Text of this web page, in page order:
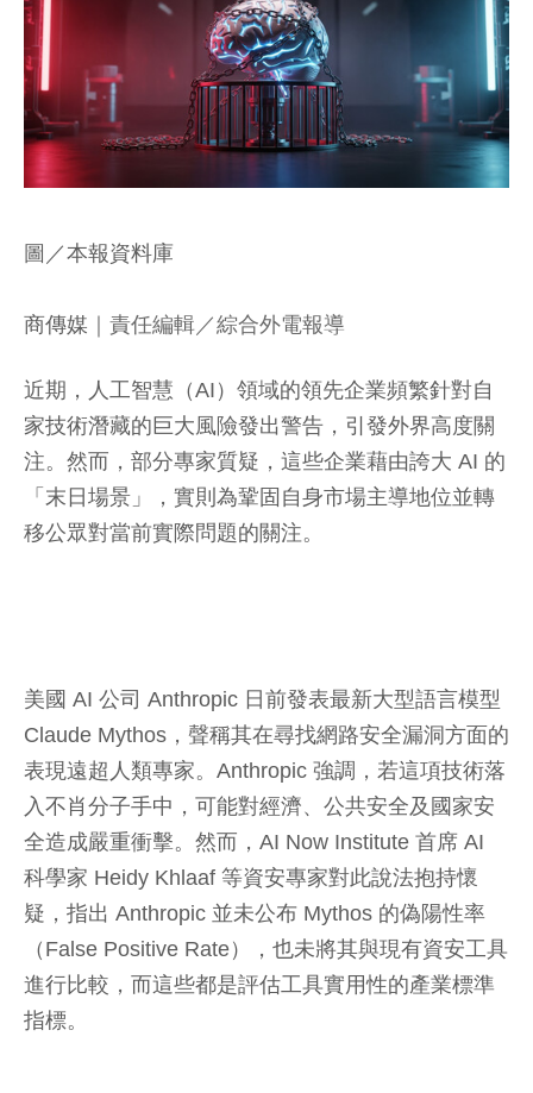
圖／本報資料庫
商傳媒 ｜責任編輯／綜合外電報導
近期，人工智慧（AI）領域的領先企業頻繁針對自
家技術潛藏的巨大風險發出警告，引發外界高度關
注。然而，部分專家質疑，這些企業藉由誇大 AI 的
「末日場景」，實則為鞏固自身市場主導地位並轉
移公眾對當前實際問題的關注。
美國 AI 公司 Anthropic 日前發表最新大型語言模型
Claude Mythos，聲稱其在尋找網路安全漏洞方面的
表現遠超人類專家。Anthropic 強調，若這項技術落
入不肖分子手中，可能對經濟、公共安全及國家安
全造成嚴重衝擊。然而，AI Now Institute 首席 AI
科學家 Heidy Khlaaf 等資安專家對此說法抱持懷
疑，指出 Anthropic 並未公布 Mythos 的偽陽性率
（False Positive Rate），也未將其與現有資安工具
進行比較，而這些都是評估工具實用性的產業標準
指標。